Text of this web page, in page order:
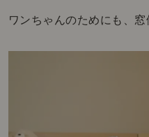
ワンちゃんのためにも、窓